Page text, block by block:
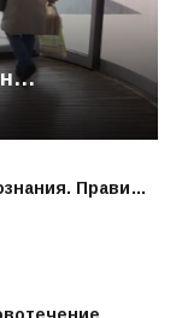
Прави…